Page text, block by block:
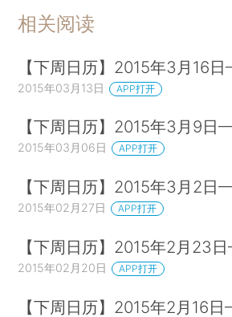
相关阅读
【下周日历】2015年3月16
2015年03月13日 APP打开
【下周日历】2015年3月9日
2015年03月06日 APP打开
【下周日历】2015年3月2日
2015年02月27日 APP打开
【下周日历】2015年2月23
2015年02月20日 APP打开
【下周日历】2015年2月16